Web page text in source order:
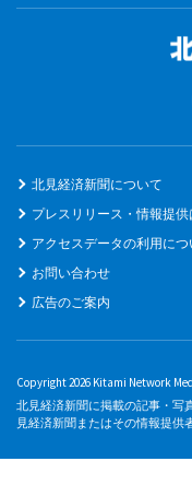
北見経済新聞について
プレスリリース・情報提供
アクセスデータの利用につ
お問い合わせ
広告のご案内
Copyright 2026 Kitami Network
北見経済新聞に掲載の記事・写
見経済新聞またはその情報提供